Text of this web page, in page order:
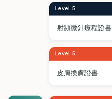
Level 5
射頻微針療程證書
Level 5
皮膚換膚證書